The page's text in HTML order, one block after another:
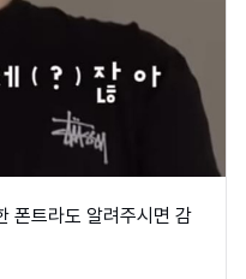
폰트라도 알려주시면 감